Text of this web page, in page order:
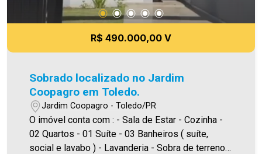
R$ 490.000,00 V
Sobrado localizado no Jardim
Coopagro em Toledo.
Jardim Coopagro - Toledo/PR
O imóvel conta com : - Sala de Estar - Cozinha -
02 Quartos - 01 Suíte - 03 Banheiros ( suíte,
social e lavabo ) - Lavanderia - Sobra de terreno -